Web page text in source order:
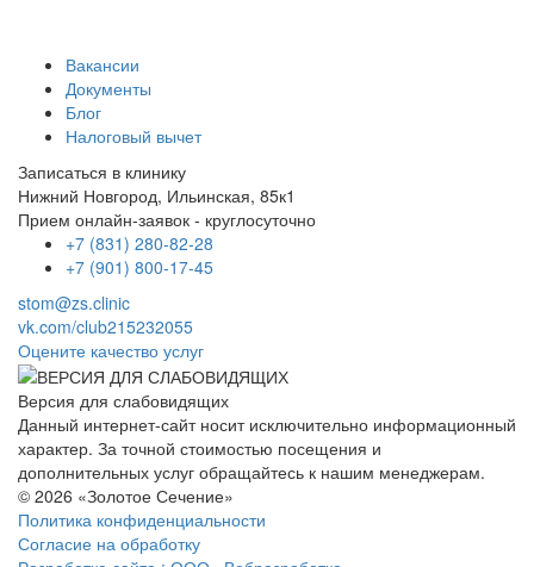
Вакансии
Документы
Блог
Налоговый вычет
Записаться в клинику
Нижний Новгород, Ильинская, 85к1
Прием онлайн-заявок - круглосуточно
+7 (831) 280-82-28
+7 (901) 800-17-45
stom@zs.clinic
vk.com/club215232055
Оцените качество услуг
Версия для слабовидящих
Данный интернет-сайт носит исключительно информационный
характер. За точной стоимостью посещения и
дополнительных услуг обращайтесь к нашим менеджерам.
© 2026 «Золотое Сечение»
Политика конфиденциальности
Согласие на обработку